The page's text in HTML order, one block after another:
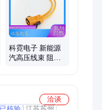
科霓电子 新能源
汽高压线束 阻燃
洽谈